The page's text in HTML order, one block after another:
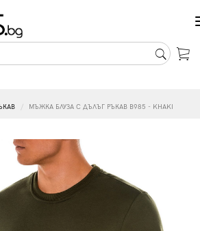
МЪЖКА БЛУЗА С ДЪЛЪГ РЪКАВ B985 - KHAKI